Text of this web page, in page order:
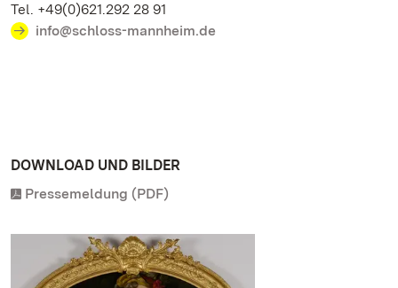
Tel. +49(0)621.292 28 91
info@schloss-mannheim.de
DOWNLOAD UND BILDER
Pressemeldung (PDF)